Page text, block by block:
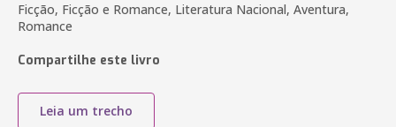
Ficção, Ficção e Romance, Literatura Nacional, Aventura,
Romance
Compartilhe este livro
Leia um trecho